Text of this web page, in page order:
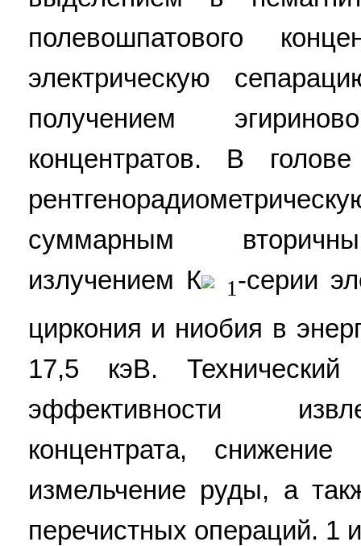
полевошпатового
электрическую
получением
концентратов. В
суммарным
излучением К
1 -серии
циркония и ниобия в
17,5 кэВ.
эффективности
концентрата,
измельчение руды, а
перечистных операций. 1